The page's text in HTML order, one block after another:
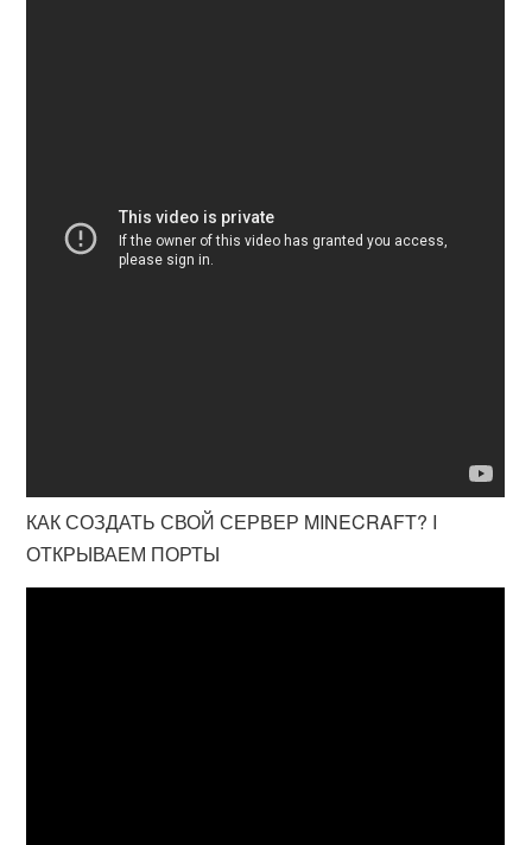
КАК СОЗДАТЬ СВОЙ СЕРВЕР MINECRAFT? I
ОТКРЫВАЕМ ПОРТЫ